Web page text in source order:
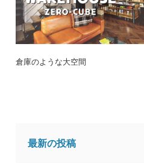
倉庫のような大空間
最新の投稿